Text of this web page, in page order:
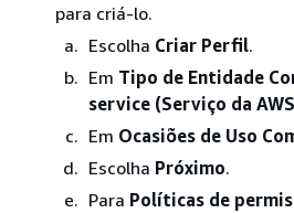
para criá-lo.
Escolha Criar Perfil.
Em Tipo de Entidade
service (Serviço da
Em Ocasiões de Uso
Escolha Próximo.
Para Políticas de